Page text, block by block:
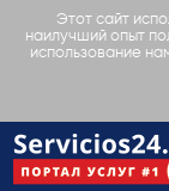
Этот сайт
наилучший опыт
использование